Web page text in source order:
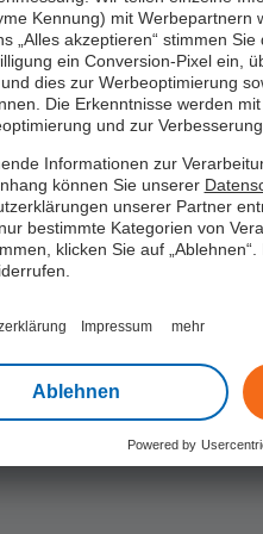
Kennung) mit Werbepartnern
„Alles akzeptieren“ stimmen
ein Conversion-Pixel ein,
dies zur Werbeoptimierung
Die Erkenntnisse werden
und zur
Informationen zur
können Sie unserer
unserer Partner
bestimmte Kategorien von
klicken Sie auf
Impressum mehr
Ablehnen
Powered by
Im Online
Natürlich können
auch direkt per